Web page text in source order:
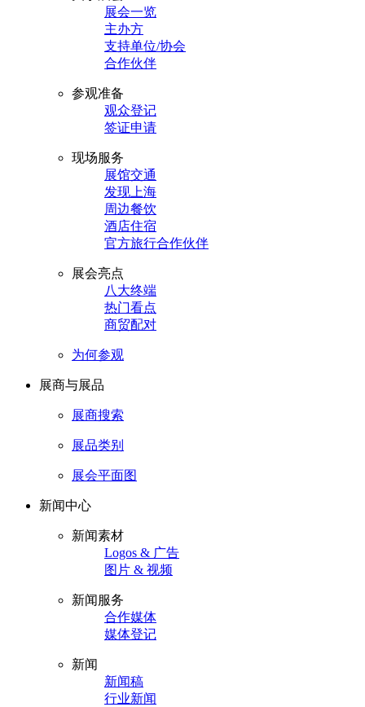
展会一览
主办方
支持单位/协会
合作伙伴
参观准备
观众登记
签证申请
现场服务
展馆交通
发现上海
周边餐饮
酒店住宿
官方旅行合作伙伴
展会亮点
八大终端
热门看点
商贸配对
为何参观
展商与展品
展商搜索
展品类别
展会平面图
新闻中心
新闻素材
Logos & 广告
图片 & 视频
新闻服务
合作媒体
媒体登记
新闻
新闻稿
行业新闻